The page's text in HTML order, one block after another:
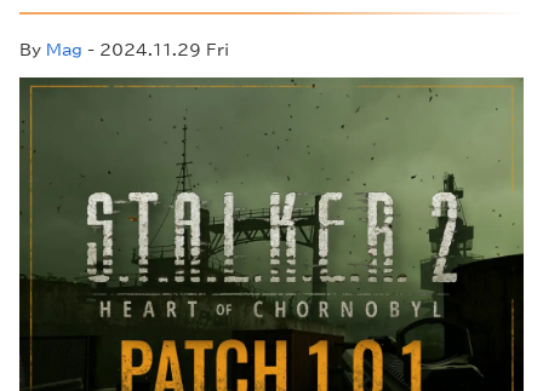
By Mag - 2024.11.29 Fri